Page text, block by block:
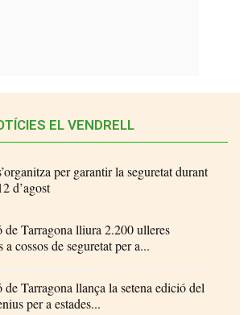
EL VENDRELL
per garantir la seguretat durant
d’agost
Tarragona lliura 2.200 ulleres
a cossos de seguretat per a...
Tarragona llança la setena edició del
per a estades...